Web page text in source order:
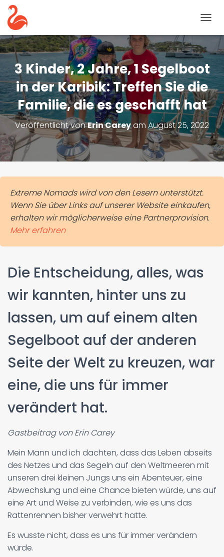
A
I
G
A
T
I
O
N
U
M
S
C
H
L
N
3 Kinder, 2 Jahre, 1 Segelboot
in der Karibik: Treffen Sie die
Familie, die es geschafft hat
Veröffentlicht vonErin Careyam August 25, 2022
Extreme Nomads wird von den Lesern unterstützt.
Wenn Sie über Links auf unserer Website einkaufen,
erhalten wir möglicherweise eine Partnerprovision.
Mehr erfahren
Die Entscheidung, alles, was
wir kannten, hinter uns zu
lassen, um auf einem alten
Segelboot auf der anderen
Seite der Welt zu kreuzen, war
eine, die uns für immer
verändert hat.
Gastbeitrag von Erin Carey
Mein Mann und ich dachten, dass das Leben abseits
des Netzes und das Segeln auf den Weltmeeren mit
unseren drei kleinen Jungs uns ein Abenteuer, eine
Abwechslung und eine Chance bieten würde, uns auf
eine Art und Weise zu verbinden, wie es uns das
Rattenrennen bisher verwehrt hatte.
Es wusste nicht, dass es uns für immer verändern
würde.